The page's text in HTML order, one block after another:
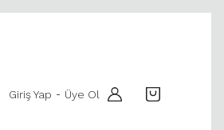
Giriş Yap - Üye Ol